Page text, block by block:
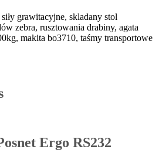
grawitacyjne, skladany stol
zebra, rusztowania drabiny, agata
makita bo3710, taśmy transportowe
Ergo RS232